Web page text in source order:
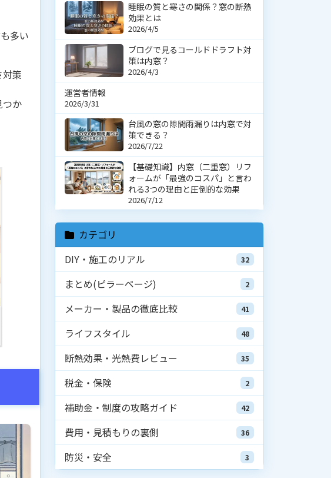
多い
策
つか
睡眠の質と寒さの関係？窓の断熱
効果とは
2026/4/5
ブログで見るコールドドラフト対
策は内窓？
2026/4/3
運営者情報
2026/3/31
台風の窓の隙間雨漏りは内窓で対
策できる？
2026/7/22
【基礎知識】内窓（二重窓）リフ
ォームが「最強のコスパ」と言わ
れる3つの理由と圧倒的な効果
2026/7/12
カテゴリ
DIY・施工のリアル
32
まとめ(ピラーページ) 2
メーカー・製品の徹底比較 41
ライフスタイル 48
断熱効果・光熱費レビュー 35
税金・保険 2
補助金・制度の攻略ガイド 42
費用・見積もりの裏側 36
防災・安全 3